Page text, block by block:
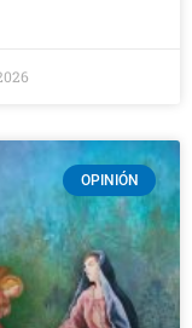
OPINIÓN